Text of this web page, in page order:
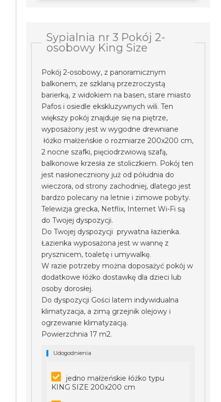
Sypialnia nr 3 Pokój 2-
osobowy King Size
Pokój 2-osobowy, z panoramicznym
balkonem, ze szklaną przezroczystą
barierką, z widokiem na basen, stare miasto
Pafos i osiedle ekskluzywnych wili. Ten
większy pokój znajduje się na piętrze,
wyposażony jest w wygodne drewniane
łóżko małżeńskie o rozmiarze 200x200 cm,
2 nocne szafki, pięciodrzwiową szafą,
balkonowe krzesła ze stoliczkiem. Pokój ten
jest nasłoneczniony już od półudnia do
wieczora, od strony zachodniej, dlatego jest
bardzo polecany na letnie i zimowe pobyty.
Telewizja grecka, Netflix, Internet Wi-Fi są
do Twojej dyspozycji.
Do Twojej dyspozycji prywatna łazienka.
Łazienka wyposażona jest w wannę z
prysznicem, toaletę i umywalkę.
W razie potrzeby można doposażyć pokój w
dodatkowe łóżko dostawkę dla dzieci lub
osoby dorosłej.
Do dyspozycji Gości latem indywidualna
klimatyzacja, a zimą grzejnik olejowy i
ogrzewanie klimatyzacją.
Powierzchnia 17 m2.
Udogodnienia
jedno małżeńskie łóżko typu
KING SIZE 200x200 cm